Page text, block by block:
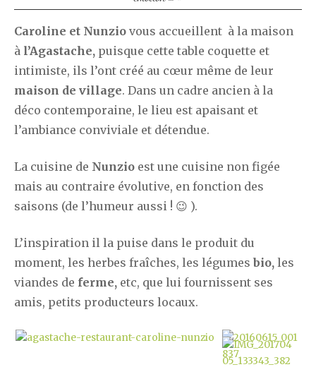
Caroline et Nunzio vous accueillent à la maison
à l’Agastache, puisque cette table coquette et
intimiste, ils l’ont créé au cœur même de leur
maison de village. Dans un cadre ancien à la
déco contemporaine, le lieu est apaisant et
l’ambiance conviviale et détendue.
La cuisine de Nunzio est une cuisine non figée
mais au contraire évolutive, en fonction des
saisons (de l’humeur aussi ! 😉 ).
L’inspiration il la puise dans le produit du
moment, les herbes fraîches, les légumesbio,les
viandes de ferme, etc, que lui fournissent ses
amis, petits producteurs locaux.